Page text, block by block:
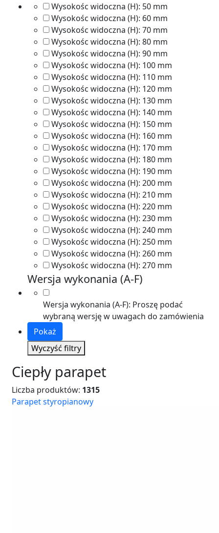
Wysokośc widoczna (H): 50 mm
Wysokośc widoczna (H): 60 mm
Wysokośc widoczna (H): 70 mm
Wysokośc widoczna (H): 80 mm
Wysokośc widoczna (H): 90 mm
Wysokośc widoczna (H): 100 mm
Wysokośc widoczna (H): 110 mm
Wysokośc widoczna (H): 120 mm
Wysokośc widoczna (H): 130 mm
Wysokośc widoczna (H): 140 mm
Wysokośc widoczna (H): 150 mm
Wysokośc widoczna (H): 160 mm
Wysokośc widoczna (H): 170 mm
Wysokośc widoczna (H): 180 mm
Wysokośc widoczna (H): 190 mm
Wysokośc widoczna (H): 200 mm
Wysokośc widoczna (H): 210 mm
Wysokośc widoczna (H): 220 mm
Wysokośc widoczna (H): 230 mm
Wysokośc widoczna (H): 240 mm
Wysokośc widoczna (H): 250 mm
Wysokośc widoczna (H): 260 mm
Wysokośc widoczna (H): 270 mm
Wersja wykonania (A-F)
Wersja wykonania (A-F): Proszę podać
wybraną wersję w uwagach do zamówienia
Pokaż
Wyczyść filtry
Ciepły parapet
Liczba produktów: 1315
Parapet styropianowy